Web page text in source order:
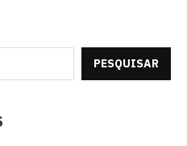
PESQUISAR